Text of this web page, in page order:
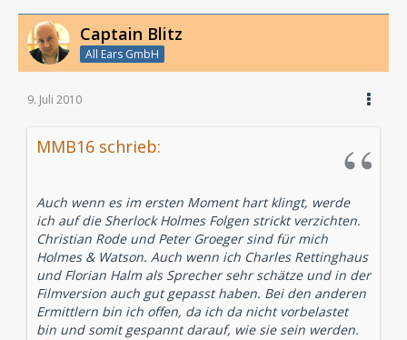
Captain Blitz
All Ears GmbH
9. Juli 2010
MMB16 schrieb:
Auch wenn es im ersten Moment hart klingt, werde
ich auf die Sherlock Holmes Folgen strickt verzichten.
Christian Rode und Peter Groeger sind für mich
Holmes & Watson. Auch wenn ich Charles Rettinghaus
und Florian Halm als Sprecher sehr schätze und in der
Filmversion auch gut gepasst haben. Bei den anderen
Ermittlern bin ich offen, da ich da nicht vorbelastet
bin und somit gespannt darauf, wie sie sein werden.